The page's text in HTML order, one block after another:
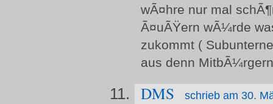
wÃ¤hre nur mal
Ã¤uÃŸern wÃ¼rde
zukommt (
aus denn
DMS schrieb am 30.